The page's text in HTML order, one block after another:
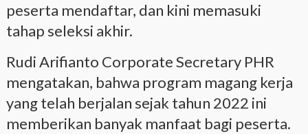
peserta mendaftar, dan kini memasuki
tahap seleksi akhir.
Rudi Arifianto Corporate Secretary PHR
mengatakan, bahwa program magang kerja
yang telah berjalan sejak tahun 2022 ini
memberikan banyak manfaat bagi peserta.